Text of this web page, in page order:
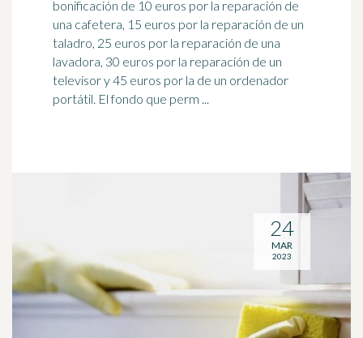
bonificación de 10 euros por la reparación de
una cafetera, 15 euros por la reparación de un
taladro, 25 euros por la reparación de una
lavadora, 30 euros por la reparación de un
televisor y 45 euros por la de un ordenador
portátil. El fondo que perm ...
24
MAR
2023